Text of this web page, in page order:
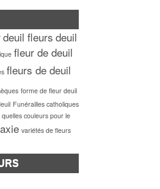
deuil fleurs deuil
fleur de deuil
fleurs de deuil
forme de fleur deuil
Funérailles catholiques
quelles couleurs pour le
variétés de fleurs